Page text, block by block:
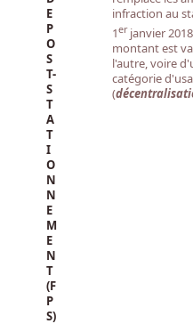
E
P
O
S
T-
S
T
A
T
I
O
N
N
E
M
E
N
T
(F
P
S)
infraction au
1erjanvier
montant est
l'autre, voire
catégorie
(